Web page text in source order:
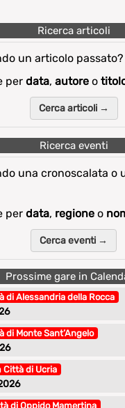
Ricerca articoli
un articolo passato?
per data, autore o
Cerca articoli →
Ricerca eventi
una cronoscalata o
per data, regione o
Cerca eventi →
Prossime gare in
di Alessandria della Rocca
di Monte Sant’Angelo
Città di Ucria
di Oppido Mamertina